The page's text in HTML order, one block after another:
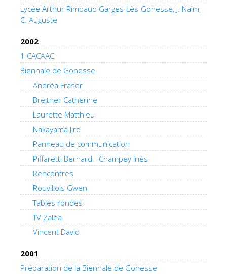
Lycée Arthur Rimbaud Garges-Lès-Gonesse, J. Naïm,
C. Auguste
2002
1 CACAAC
Biennale de Gonesse
Andréa Fraser
Breitner Catherine
Laurette Matthieu
Nakayama Jiro
Panneau de communication
Piffaretti Bernard - Champey Inès
Rencontres
Rouvillois Gwen
Tables rondes
TV Zaléa
Vincent David
2001
Préparation de la Biennale de Gonesse